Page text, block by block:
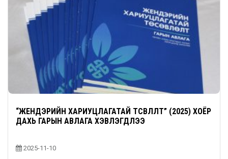
“ЖЕНДЭРИЙН ХАРИУЦЛАГАТАЙ ТӨСӨВЛӨЛТ” (2025) ХОЁР
ДАХЬ ГАРЫН АВЛАГА ХЭВЛЭГДЛЭЭ
2025-11-10